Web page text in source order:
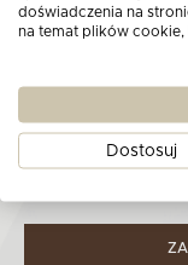
Otrzymuj
promocjach i
Dowiedz się więcej nt.
doświadczenia na
na temat plików cookie,
Dostosuj